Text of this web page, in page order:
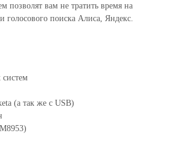
вам не тратить время на
поиска Алиса, Яндекс.
(а так же с USB)